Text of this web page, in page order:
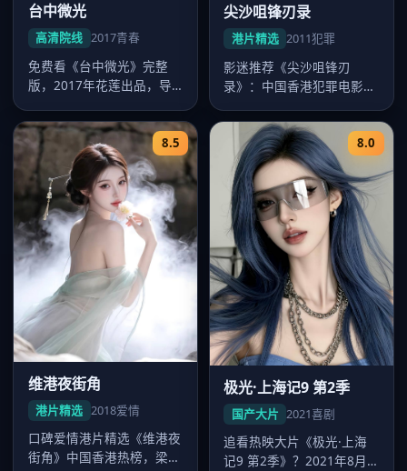
台中微光
高清院线 2017青春
免费看《台中微光》完整
版，2017年花莲出品，导
淇、桂纶…
尖沙咀锋刃录
港片精选 2011犯罪
影迷推荐《尖沙咀锋刃
录》：中国香港犯罪电影，
月7…
8.5
维港夜街角
港片精选 2018爱情
口碑爱情港片精选《维港夜
街角》中国香港热榜，梁朝
8.0
极光·上海记9 第2季
国产大片 2021喜剧
追看热映大片《极光·上海
记9 第2季》？2021年8月